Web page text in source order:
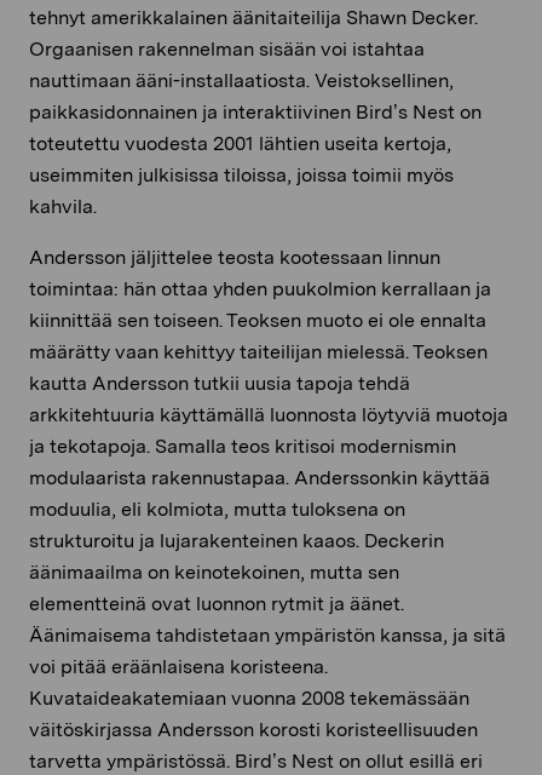
tehnyt amerikkalainen äänitaiteilija Shawn Decker.
Orgaanisen rakennelman sisään voi istahtaa
nauttimaan ääni-installaatiosta. Veistoksellinen,
paikkasidonnainen ja interaktiivinen Bird’s Nest on
toteutettu vuodesta 2001 lähtien useita kertoja,
useimmiten julkisissa tiloissa, joissa toimii myös
kahvila.
Andersson jäljittelee teosta kootessaan linnun
toimintaa: hän ottaa yhden puukolmion kerrallaan ja
kiinnittää sen toiseen. Teoksen muoto ei ole ennalta
määrätty vaan kehittyy taiteilijan mielessä. Teoksen
kautta Andersson tutkii uusia tapoja tehdä
arkkitehtuuria käyttämällä luonnosta löytyviä muotoja
ja tekotapoja. Samalla teos kritisoi modernismin
modulaarista rakennustapaa. Anderssonkin käyttää
moduulia, eli kolmiota, mutta tuloksena on
strukturoitu ja lujarakenteinen kaaos. Deckerin
äänimaailma on keinotekoinen, mutta sen
elementteinä ovat luonnon rytmit ja äänet.
Äänimaisema tahdistetaan ympäristön kanssa, ja sitä
voi pitää eräänlaisena koristeena.
Kuvataideakatemiaan vuonna 2008 tekemässään
väitöskirjassa Andersson korosti koristeellisuuden
tarvetta ympäristössä. Bird’s Nest on ollut esillä eri